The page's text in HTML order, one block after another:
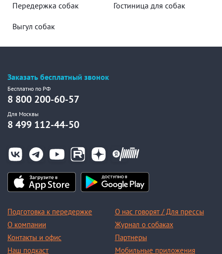
Передержка собак Гостиница для собак
Выгул собак
Заказать бесплатный звонок
Бесплатно по РФ
8 800 200-60-57
Для Москвы
8 499 112-44-50
Подготовка к передержке
О компании
Контакты и офис
Наш подкаст
О нас говорят / Для прессы
Журнал о собаках
Партнеры
Мобильные приложения